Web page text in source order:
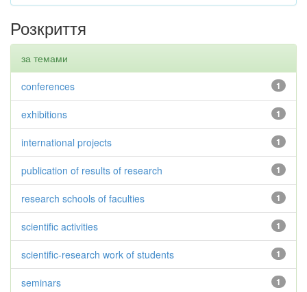
Розкриття
за темами
1
conferences
1
exhibitions
1
international projects
1
publication of results of research
1
research schools of faculties
1
scientific activities
1
scientific-research work of students
1
seminars